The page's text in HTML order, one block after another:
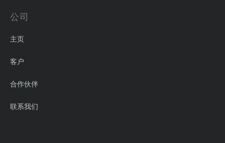
公司
主页
客户
合作伙伴
联系我们